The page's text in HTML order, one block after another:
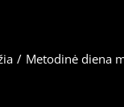
/ Metodinė diena